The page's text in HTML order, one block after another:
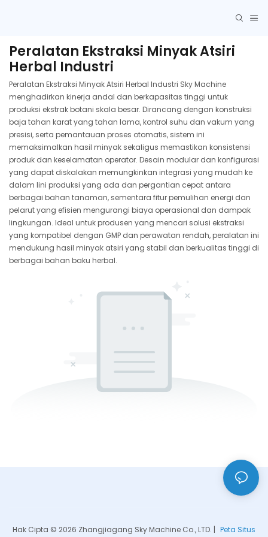
Peralatan Ekstraksi Minyak Atsiri
Herbal Industri
Peralatan Ekstraksi Minyak Atsiri Herbal Industri Sky Machine
menghadirkan kinerja andal dan berkapasitas tinggi untuk
produksi ekstrak botani skala besar. Dirancang dengan konstruksi
baja tahan karat yang tahan lama, kontrol suhu dan vakum yang
presisi, serta pemantauan proses otomatis, sistem ini
memaksimalkan hasil minyak sekaligus memastikan konsistensi
produk dan keselamatan operator. Desain modular dan konfigurasi
yang dapat diskalakan memungkinkan integrasi yang mudah ke
dalam lini produksi yang ada dan pergantian cepat antara
berbagai bahan tanaman, sementara fitur pemulihan energi dan
pelarut yang efisien mengurangi biaya operasional dan dampak
lingkungan. Ideal untuk produsen yang mencari solusi ekstraksi
yang kompatibel dengan GMP dan perawatan rendah, peralatan ini
mendukung hasil minyak atsiri yang stabil dan berkualitas tinggi di
berbagai bahan baku herbal.
Hak Cipta © 2026 Zhangjiagang Sky Machine Co., LTD. | Peta Situs